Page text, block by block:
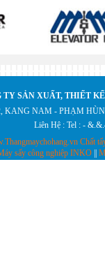
TY SẢN XUẤT, THIẾT
KANG NAM - PHẠM
Liên Hệ : Tel : -
Chất
sấy công nghiệp INKO